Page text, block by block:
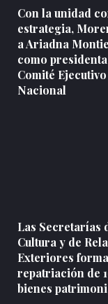
Con la unidad
estrategia,
a Ariadna
como
Comité Ejecutivo
Nacional
Las Secretarías
Cultura y de
Exteriores
repatriación de
bienes